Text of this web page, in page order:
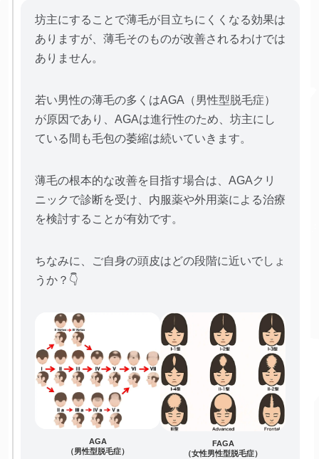
坊主にすることで薄毛が目立ちにくくなる効果は
ありますが、薄毛そのものが改善されるわけでは
ありません。
若い男性の薄毛の多くはAGA（男性型脱毛症）
が原因であり、AGAは進行性のため、坊主にし
ている間も毛包の萎縮は続いていきます。
薄毛の根本的な改善を目指す場合は、AGAクリ
ニックで診断を受け、内服薬や外用薬による治療
を検討することが有効です。
ちなみに、ご自身の頭皮はどの段階に近いでしょ
うか？👇
AGA
（男性型脱毛症）
FAGA
（女性男性型脱毛症）